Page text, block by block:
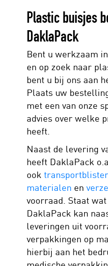
Plastic buisjes
DaklaPack
Bent u werkzaam
en op zoek naar
bent u bij ons aan
Plaats uw
met een van onze
advies over welke
heeft.
Naast de levering
heeft DaklaPack
ook
materialen en
voorraad. Staat
DaklaPack kan
leveringen uit
verpakkingen op
hierbij aan het